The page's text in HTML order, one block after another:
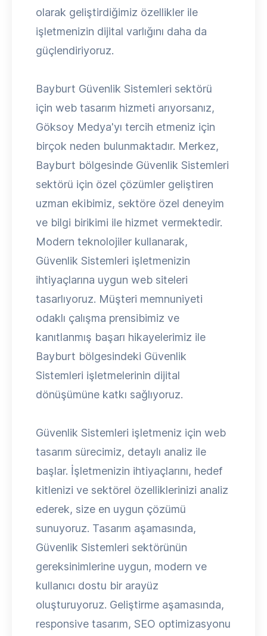
olarak geliştirdiğimiz özellikler ile
işletmenizin dijital varlığını daha da
güçlendiriyoruz.
Bayburt Güvenlik Sistemleri sektörü
için web tasarım hizmeti arıyorsanız,
Göksoy Medya'yı tercih etmeniz için
birçok neden bulunmaktadır. Merkez,
Bayburt bölgesinde Güvenlik Sistemleri
sektörü için özel çözümler geliştiren
uzman ekibimiz, sektöre özel deneyim
ve bilgi birikimi ile hizmet vermektedir.
Modern teknolojiler kullanarak,
Güvenlik Sistemleri işletmenizin
ihtiyaçlarına uygun web siteleri
tasarlıyoruz. Müşteri memnuniyeti
odaklı çalışma prensibimiz ve
kanıtlanmış başarı hikayelerimiz ile
Bayburt bölgesindeki Güvenlik
Sistemleri işletmelerinin dijital
dönüşümüne katkı sağlıyoruz.
Güvenlik Sistemleri işletmeniz için web
tasarım sürecimiz, detaylı analiz ile
başlar. İşletmenizin ihtiyaçlarını, hedef
kitlenizi ve sektörel özelliklerinizi analiz
ederek, size en uygun çözümü
sunuyoruz. Tasarım aşamasında,
Güvenlik Sistemleri sektörünün
gereksinimlerine uygun, modern ve
kullanıcı dostu bir arayüz
oluşturuyoruz. Geliştirme aşamasında,
responsive tasarım, SEO optimizasyonu